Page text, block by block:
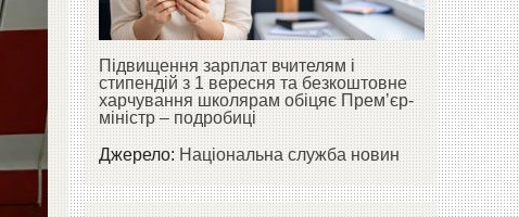
Підвищення зарплат вчителям і
стипендій з 1 вересня та безкоштовне
харчування школярам обіцяє Прем’єр-
міністр – подробиці
Джерело:Національна служба новин